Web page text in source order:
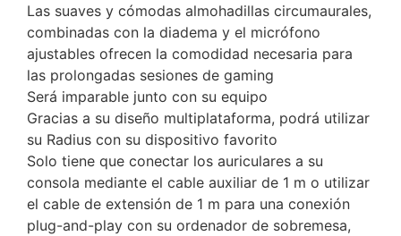
Las suaves y cómodas almohadillas circumaurales,
combinadas con la diadema y el micrófono
ajustables ofrecen la comodidad necesaria para
las prolongadas sesiones de gaming
Será imparable junto con su equipo
Gracias a su diseño multiplataforma, podrá utilizar
su Radius con su dispositivo favorito
Solo tiene que conectar los auriculares a su
consola mediante el cable auxiliar de 1 m o utilizar
el cable de extensión de 1 m para una conexión
plug-and-play con su ordenador de sobremesa,